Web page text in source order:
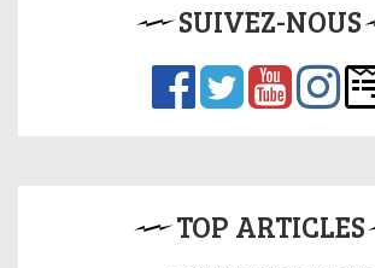
SUIVEZ-NOUS
TOP ARTICLES